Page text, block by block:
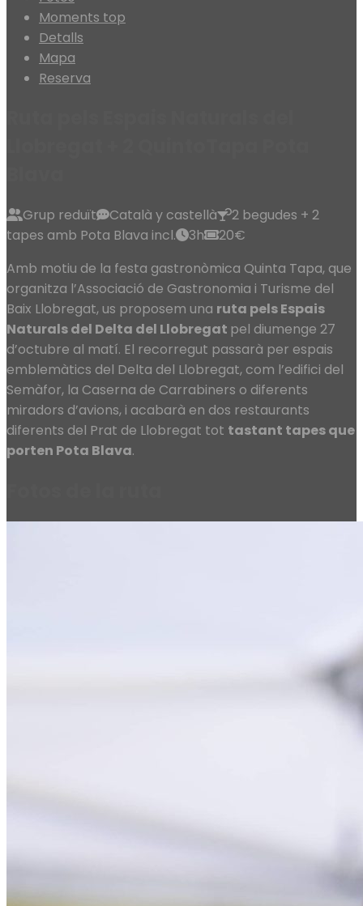
Moments top
Detalls
Mapa
Reserva
Grup reduït Català y castellà
2 begudes + 2
tapes amb Pota Blava incl.
3h
20€
Amb motiu de la festa gastronòmica Quinta Tapa, que
organitza l’Associació de Gastronomia i Turisme del
Baix Llobregat, us proposem una ruta pels Espais
Naturals del Delta del Llobregat pel diumenge 27
d’octubre al matí. El recorregut passarà per espais
emblemàtics del Delta del Llobregat, com l’edifici del
Semàfor, la Caserna de Carrabiners o diferents
miradors d’avions, i acabarà en dos restaurants
diferents del Prat de Llobregat tot tastant tapes que
porten Pota Blava.